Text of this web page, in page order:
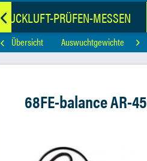
DRUCKLUFT-PRÜFEN-MESSEN

Übersicht Auswuchtgewichte
68FE-balance AR-45